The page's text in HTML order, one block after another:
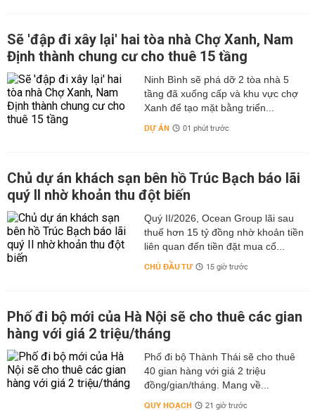
Sẽ 'đập đi xây lại' hai tòa nhà Chợ Xanh, Nam
Định thành chung cư cho thuê 15 tầng
Ninh Bình sẽ phá dỡ 2 tòa nhà 5
tầng đã xuống cấp và khu vực chợ
Xanh để tạo mặt bằng triển...
DỰ ÁN 01 phút trước
Chủ dự án khách sạn bên hồ Trúc Bạch báo lãi
quý II nhờ khoản thu đột biến
Quý II/2026, Ocean Group lãi sau
thuế hơn 15 tỷ đồng nhờ khoản tiền
liên quan đến tiền đặt mua cổ...
CHỦ ĐẦU TƯ 15 giờ trước
Phố đi bộ mới của Hà Nội sẽ cho thuê các gian
hàng với giá 2 triệu/tháng
Phố đi bộ Thành Thái sẽ cho thuê
40 gian hàng với giá 2 triệu
đồng/gian/tháng. Mang về...
QUY HOẠCH 21 giờ trước